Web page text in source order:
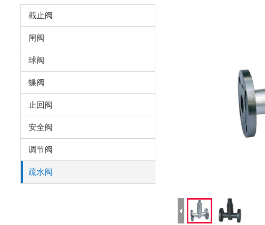
截止阀
闸阀
球阀
蝶阀
止回阀
安全阀
调节阀
疏水阀